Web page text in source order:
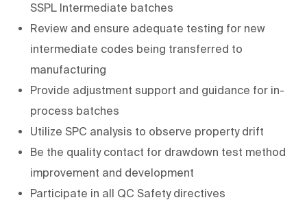
SSPL Intermediate batches
Review and ensure adequate testing for new
intermediate codes being transferred to
manufacturing
Provide adjustment support and guidance for in-
process batches
Utilize SPC analysis to observe property drift
Be the quality contact for drawdown test method
improvement and development
Participate in all QC Safety directives